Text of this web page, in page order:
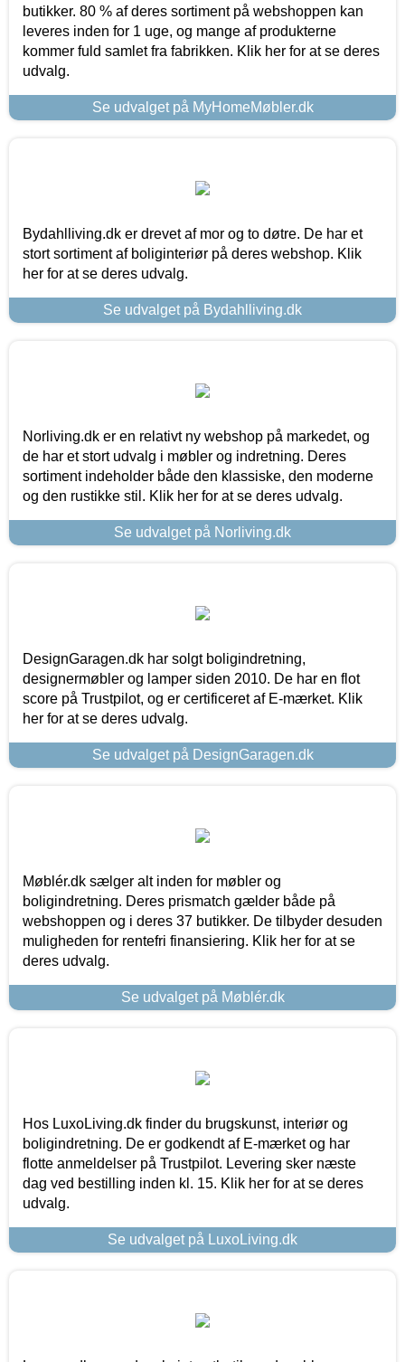
butikker. 80 % af deres sortiment på webshoppen kan
leveres inden for 1 uge, og mange af produkterne
kommer fuld samlet fra fabrikken. Klik her for at se deres
udvalg.
Se udvalget på MyHomeMøbler.dk
Bydahlliving.dk er drevet af mor og to døtre. De har et
stort sortiment af boliginteriør på deres webshop. Klik
her for at se deres udvalg.
Se udvalget på Bydahlliving.dk
Norliving.dk er en relativt ny webshop på markedet, og
de har et stort udvalg i møbler og indretning. Deres
sortiment indeholder både den klassiske, den moderne
og den rustikke stil. Klik her for at se deres udvalg.
Se udvalget på Norliving.dk
DesignGaragen.dk har solgt boligindretning,
designermøbler og lamper siden 2010. De har en flot
score på Trustpilot, og er certificeret af E-mærket. Klik
her for at se deres udvalg.
Se udvalget på DesignGaragen.dk
Møblér.dk sælger alt inden for møbler og
boligindretning. Deres prismatch gælder både på
webshoppen og i deres 37 butikker. De tilbyder desuden
muligheden for rentefri finansiering. Klik her for at se
deres udvalg.
Se udvalget på Møblér.dk
Hos LuxoLiving.dk finder du brugskunst, interiør og
boligindretning. De er godkendt af E-mærket og har
flotte anmeldelser på Trustpilot. Levering sker næste
dag ved bestilling inden kl. 15. Klik her for at se deres
udvalg.
Se udvalget på LuxoLiving.dk